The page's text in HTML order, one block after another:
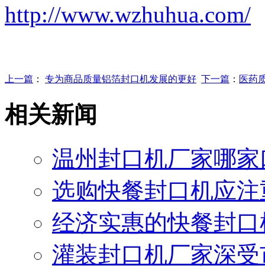
http://www.wzhuhua.com/
上一篇 ： 专为商品质量铝箔封口机发展的更好 下一篇 ： 医药
相关新闻
温州封口机厂家哪
选购快餐封口机应
经济实惠的快餐封
灌装封口机厂家深